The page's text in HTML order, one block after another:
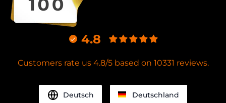
4.8
Customers rate us 4.8/5 based on 10331 reviews.
Deutsch Deutschland